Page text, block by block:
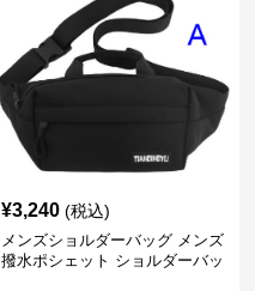
¥3,240 (税込)
メンズショルダーバッグ メンズ
撥水ポシェット ショルダーバッ